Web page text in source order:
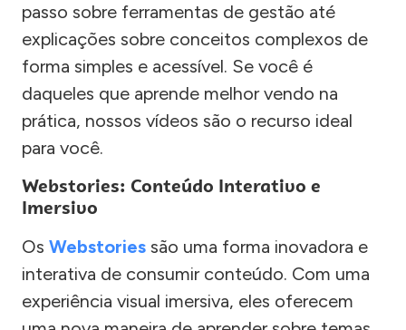
passo sobre ferramentas de gestão até
explicações sobre conceitos complexos de
forma simples e acessível. Se você é
daqueles que aprende melhor vendo na
prática, nossos vídeos são o recurso ideal
para você.
Webstories: Conteúdo Interativo e
Imersivo
Os Webstories são uma forma inovadora e
interativa de consumir conteúdo. Com uma
experiência visual imersiva, eles oferecem